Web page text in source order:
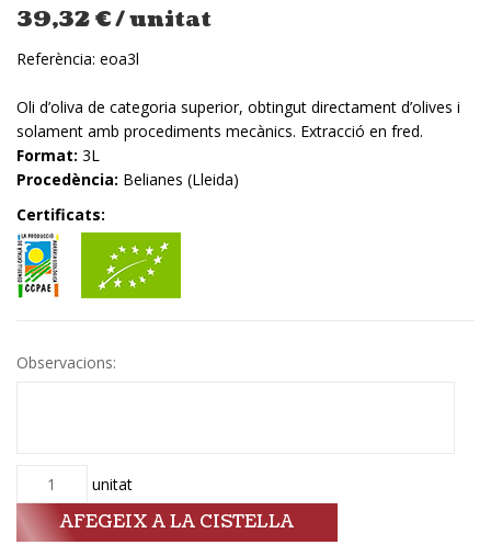
39,32€/ unitat
Referència: eoa3l
Oli d’oliva de categoria superior, obtingut directament d’olives i
solament amb procediments mecànics. Extracció en fred.
Format: 3L
Procedència: Belianes (Lleida)
Certificats:
Observacions:
Quantitat unitat
AFEGEIX A LA CISTELLA